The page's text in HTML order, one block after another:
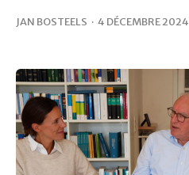
JAN BOSTEELS · 4 DÉCEMBRE 2024